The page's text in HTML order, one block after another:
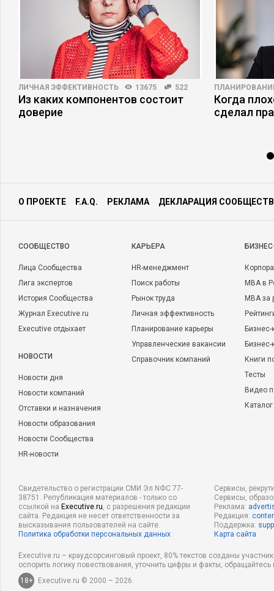
ЛИЧНАЯ ЭФФЕКТИВНОСТЬ 13675 522
Из каких компонентов состоит
доверие
Когда
сделал
О ПРОЕКТЕ F.A.Q. РЕКЛАМА ДЕКЛАРАЦИЯ
CООБЩЕСТВО
Лица Сообщества
Лига экспертов
История Сообщества
Журнал Executive.ru
Executive отдыхает
НОВОСТИ
Новости дня
Новости компаний
Отставки и назначения
Новости образования
Новости Сообщества
HR-новости
КАРЬЕРА
HR-менеджмент
Поиск работы
Рынок труда
Личная эффективность
Планирование карьеры
Управленческие вакансии
Справочник компаний
MBA в
MBA
Бизнес-
Книги
Тесты
Видео
Свидетельство о регистрации СМИ Эл NФС 77-
38751. Републикация материалов - только со
ссылкой на Executive.ru, с разрешения редакции
сайта. Редакция не несет ответственности за
высказывания пользователей на сайте.
Политика обработки персональных данных
Сервисы,
Сервисы,
Реклама:
Редакция:
Поддержка:
Карта сайта
Executive.ru – краудсорсинговый проект, 80% текстов созданы
оспорить логику повествования, уточнить цифры и факты,
18+
Executive.ru © 2000 – 2026.